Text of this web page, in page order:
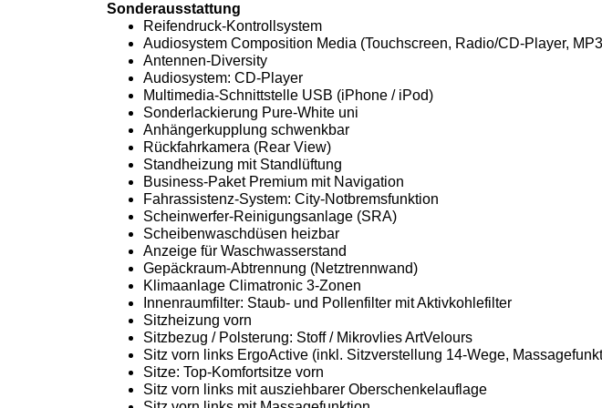
Sonderausstattung
Reifendruck-Kontrollsystem
Audiosystem Composition Media (Touchscreen, Radio/CD-Player,
Antennen-Diversity
Audiosystem: CD-Player
Multimedia-Schnittstelle USB (iPhone / iPod)
Sonderlackierung Pure-White uni
Anhängerkupplung schwenkbar
Rückfahrkamera (Rear View)
Standheizung mit Standlüftung
Business-Paket Premium mit Navigation
Fahrassistenz-System: City-Notbremsfunktion
Scheinwerfer-Reinigungsanlage (SRA)
Scheibenwaschdüsen heizbar
Anzeige für Waschwasserstand
Gepäckraum-Abtrennung (Netztrennwand)
Klimaanlage Climatronic 3-Zonen
Innenraumfilter: Staub- und Pollenfilter mit Aktivkohlefilter
Sitzheizung vorn
Sitzbezug / Polsterung: Stoff / Mikrovlies ArtVelours
Sitz vorn links ErgoActive (inkl. Sitzverstellung 14-Wege,
Sitze: Top-Komfortsitze vorn
Sitz vorn links mit ausziehbarer Oberschenkelauflage